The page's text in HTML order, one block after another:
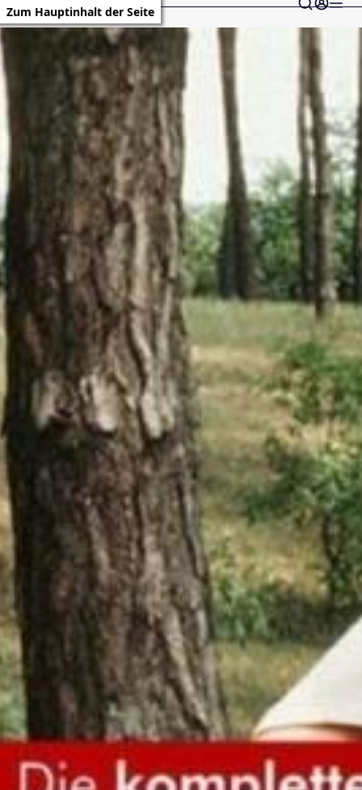
Zum Hauptinhalt der Seite